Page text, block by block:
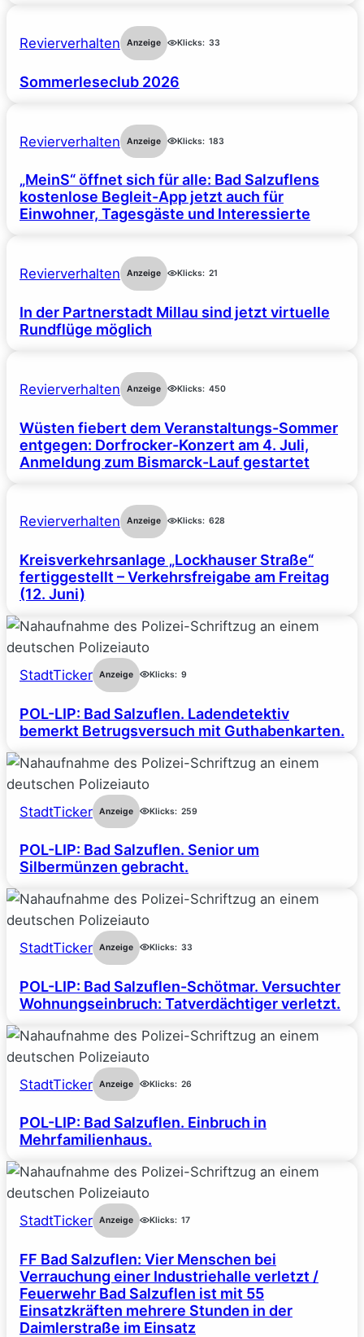
Revierverhalten Anzeige Klicks: 33
Sommerleseclub 2026
Revierverhalten Anzeige Klicks: 183
„MeinS“ öffnet sich für alle: Bad Salzuflens
kostenlose Begleit-App jetzt auch für
Einwohner, Tagesgäste und Interessierte
Revierverhalten Anzeige Klicks: 21
In der Partnerstadt Millau sind jetzt virtuelle
Rundflüge möglich
Revierverhalten Anzeige Klicks: 450
Wüsten fiebert dem Veranstaltungs-Sommer
entgegen: Dorfrocker-Konzert am 4. Juli,
Anmeldung zum Bismarck-Lauf gestartet
Revierverhalten Anzeige Klicks: 628
Kreisverkehrsanlage „Lockhauser Straße“
fertiggestellt – Verkehrsfreigabe am Freitag
(12. Juni)
StadtTicker Anzeige Klicks: 9
POL-LIP: Bad Salzuflen. Ladendetektiv
bemerkt Betrugsversuch mit Guthabenkarten.
StadtTicker Anzeige Klicks: 259
POL-LIP: Bad Salzuflen. Senior um
Silbermünzen gebracht.
StadtTicker Anzeige Klicks: 33
POL-LIP: Bad Salzuflen-Schötmar. Versuchter
Wohnungseinbruch: Tatverdächtiger verletzt.
StadtTicker Anzeige Klicks: 26
POL-LIP: Bad Salzuflen. Einbruch in
Mehrfamilienhaus.
StadtTicker Anzeige Klicks: 17
FF Bad Salzuflen: Vier Menschen bei
Verrauchung einer Industriehalle verletzt /
Feuerwehr Bad Salzuflen ist mit 55
Einsatzkräften mehrere Stunden in der
Daimlerstraße im Einsatz